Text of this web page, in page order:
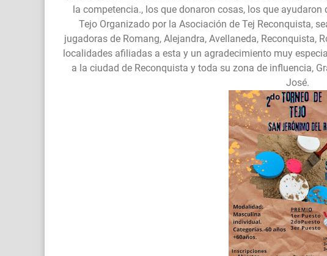
la competencia., los que donaron cosas, los que
Tejo Organizado por la Asociación de Tej Reconquista,
jugadoras de Romang, Alejandra, Avellaneda, Reconquista,
localidades afiliadas a esta y un agradecimiento muy
a la ciudad de Reconquista y toda su zona de influencia,
José.